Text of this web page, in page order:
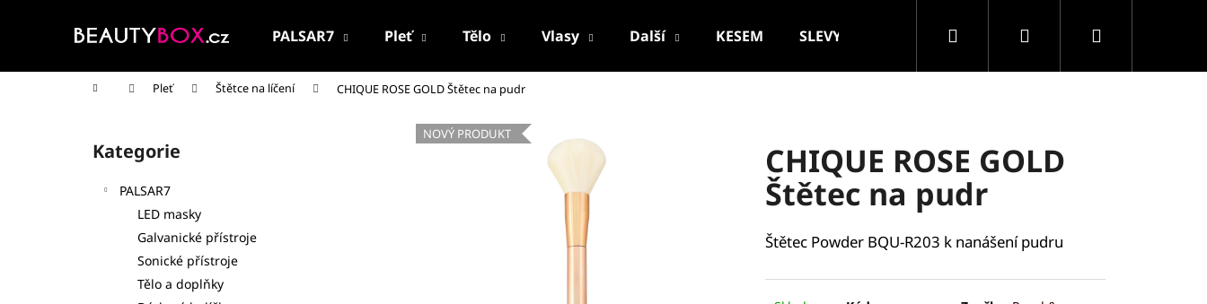
PALSAR7 Pleť Tělo Vlasy Další KESEM SLEVY VELKOOBCHOD
Hledat PřihlášeníNákupní
Domů Pleť Štětce na líčení CHIQUE ROSE GOLD Štětec na pudr
Přeskočit
kategorie
Kategorie
PALSAR7
LED masky
Galvanické přístroje
Sonické přístroje
Tělo a doplňky
CHIQUE ROSE GOLD
Štětec na pudr
Štětec Powder BQU-R203 k nanášení pudru
NOVÝ PRODUKT
í
Zpět
do
Zpět
do
Co potřebujete najít?
Doporučujeme